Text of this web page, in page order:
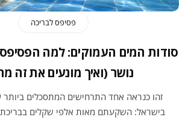
פסיפס לבריכה
סודות המים העמוקים: למה
נושר (ואיך מונעים את זה
זהו כנראה אחד התרחישים המתסכלים ביותר
בישראל: השקעתם מאות אלפי שקלים בבריכת